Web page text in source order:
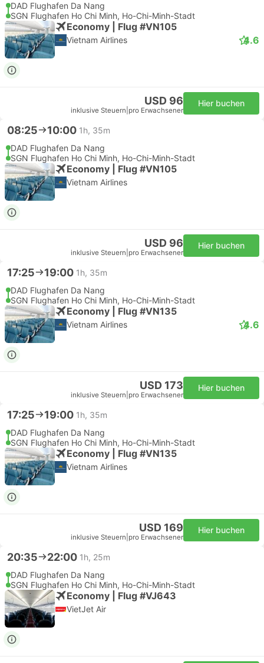
DAD Flughafen Da Nang
SGN Flughafen Ho Chi Minh, Ho-Chi-Minh-Stadt
Economy | Flug #VN105
Vietnam Airlines 4.6
USD 96
inklusive Steuern pro Erwachsener
Hier buchen
08:25 10:00 1h, 35m
DAD Flughafen Da Nang
SGN Flughafen Ho Chi Minh, Ho-Chi-Minh-Stadt
Economy | Flug #VN105
Vietnam Airlines
USD 96
inklusive Steuern pro Erwachsener
Hier buchen
17:25 19:00 1h, 35m
DAD Flughafen Da Nang
SGN Flughafen Ho Chi Minh, Ho-Chi-Minh-Stadt
Economy | Flug #VN135
Vietnam Airlines 4.6
USD 173
inklusive Steuern pro Erwachsener
Hier buchen
17:25 19:00 1h, 35m
DAD Flughafen Da Nang
SGN Flughafen Ho Chi Minh, Ho-Chi-Minh-Stadt
Economy | Flug #VN135
Vietnam Airlines
USD 169
inklusive Steuern pro Erwachsener
Hier buchen
20:35 22:00 1h, 25m
DAD Flughafen Da Nang
SGN Flughafen Ho Chi Minh, Ho-Chi-Minh-Stadt
Economy | Flug #VJ643
VietJet Air